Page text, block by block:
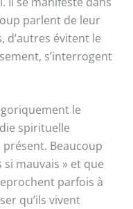
parlent de leur
d’autres évitent le
s’interrogent
le
spirituelle
Beaucoup
si mauvais » et que
parfois à
qu’ils vivent